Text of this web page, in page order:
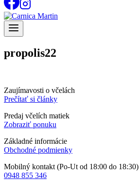
propolis22
Zaujímavosti o včelách
Prečítať si články
Predaj včelích matiek
Zobraziť ponuku
Základné informácie
Obchodné podmienky
Mobilný kontakt (Po-Ut od 18:00 do 18:30)
0948 855 346